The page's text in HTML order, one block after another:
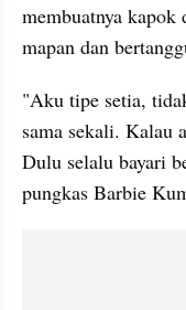
membuatnya
mapan dan
"Aku tipe setia,
sama sekali. Kalau
Dulu selalu bayari
pungkas Barbie